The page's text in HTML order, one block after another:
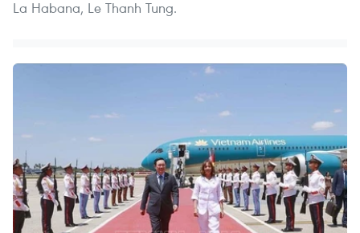
La Habana, Le Thanh Tung.